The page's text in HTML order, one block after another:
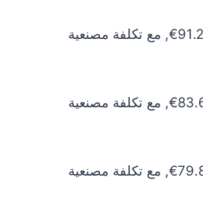
سعر الذهب عيار 24 اليوم يبلغ 80.55€ للشراء الخام و82.97€ للبيع الخام. أما مع إضافة المصنعية، فيرتفع سعر الشراء إلى 88.60€ وسعر البيع إلى 91.26€, مع تكلفة مصنعية
سعر الذهب عيار 22 اليوم يبلغ 73.84€ للشراء الخام و76.05€ للبيع الخام. أما مع إضافة المصنعية، فيرتفع سعر الشراء إلى 81.22€ وسعر البيع إلى 83.66€, مع تكلفة مصنعية
سعر الذهب عيار 21 اليوم يبلغ 70.48€ للشراء الخام و72.60€ للبيع الخام. أما مع إضافة المصنعية، فيرتفع سعر الشراء إلى 77.53€ وسعر البيع إلى 79.86€, مع تكلفة مصنعية